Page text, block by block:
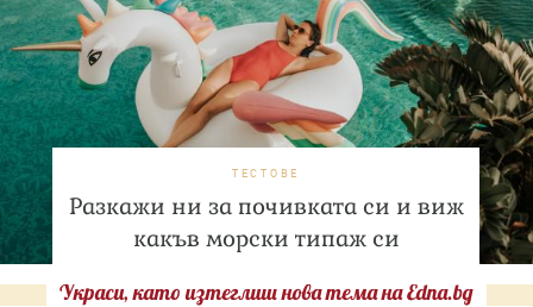
ТЕСТОВЕ
Разкажи ни за почивката си и виж
какъв морски типаж си
Украси, като изтеглиш нова тема на Edna.bg